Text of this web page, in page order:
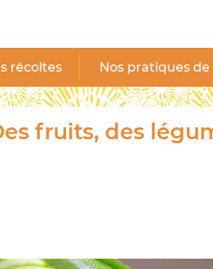
récoltes Nos pratiques
fruits, des